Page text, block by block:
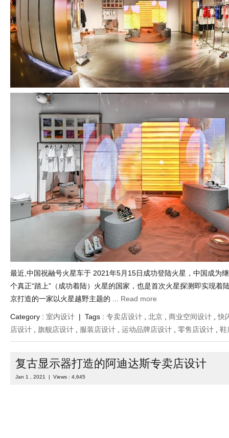
最近,中国祝融号火星车于 2021年5月15日成功登陆火星，中国成为
个真正“踏上”（成功着陆）火星的国家，也是首次火星探测即实现着
京打造的一家以火星越野主题的 ... Read more
Category : 室内设计 | Tags : 专卖店设计 北京 商业空间设计 ,快
店设计
旗舰店设计 服装店设计 运动品牌店设计 零售店设计 鞋
复古显示器打造的阿迪达斯专卖店设计
Jan 1 , 2021 | Views : 4,645